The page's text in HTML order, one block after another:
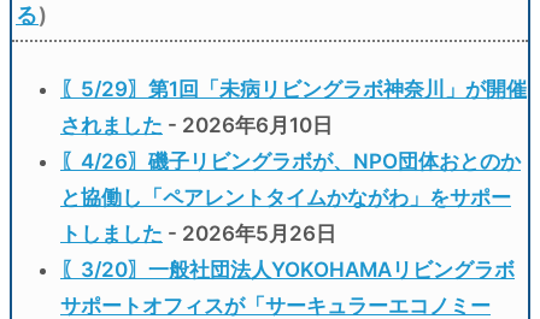
る)
〖5/29〗第1回「未病リビングラボ神奈川」が開催
されました - 2026年6月10日
〖4/26〗磯子リビングラボが、NPO団体おとのか
と協働し「ペアレントタイムかながわ」をサポー
トしました - 2026年5月26日
〖3/20〗一般社団法人YOKOHAMAリビングラボ
サポートオフィスが「サーキュラーエコノミー